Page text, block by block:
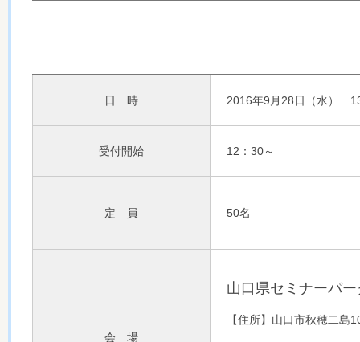
日 時 2016年9月28日（水）
受付開始 12：30～
定 員 50名
会 場
山口県セミナーパ
【住所】山口市秋穂二島